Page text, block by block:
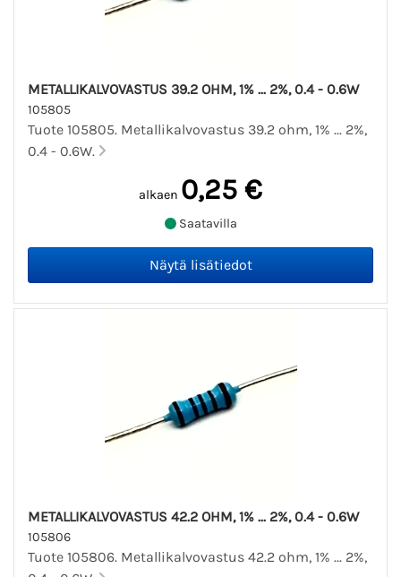
METALLIKALVOVASTUS 39.2 OHM, 1% ... 2%, 0.4 - 0.6W
105805
Tuote 105805. Metallikalvovastus 39.2 ohm, 1% ... 2%,
0.4 - 0.6W.
alkaen 0,25 €
Saatavilla
METALLIKALVOVASTUS 42.2 OHM, 1% ... 2%, 0.4 - 0.6W
105806
Tuote 105806. Metallikalvovastus 42.2 ohm, 1% ... 2%,